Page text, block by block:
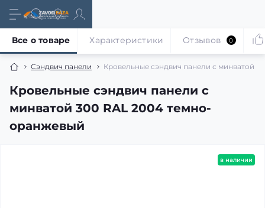
Сэндвич панели Кровельные сэндвич панели с минватой
Кровельные сэндвич панели с
минватой 300 RAL 2004 темно-
оранжевый
Все о товаре Характеристики Отзывов 0
в наличии